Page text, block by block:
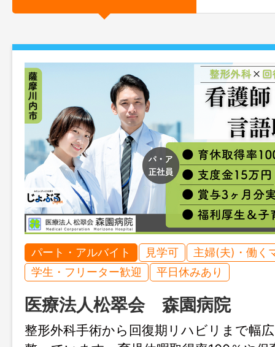
パート・アルバイト 見学可
主婦(夫)・働く
学生・フリーター歓迎
平日休みあり
医療法人松翠会 森園病院
整形外科手術から回復期リハビリまで幅